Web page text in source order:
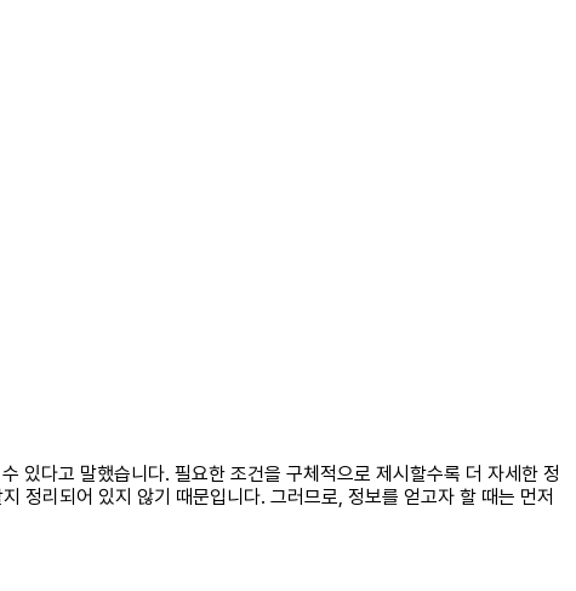
있다고 말했습니다. 필요한 조건을 구체적으로 제시할수록 더 자세한 정
정리되어 있지 않기 때문입니다. 그러므로, 정보를 얻고자 할 때는 먼저